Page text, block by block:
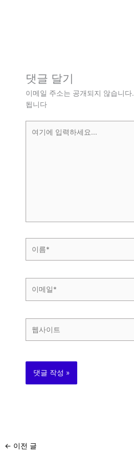
댓글 달기
이메일 주소는 공개되지 않습니다.
됩니다
*
← 이전 글